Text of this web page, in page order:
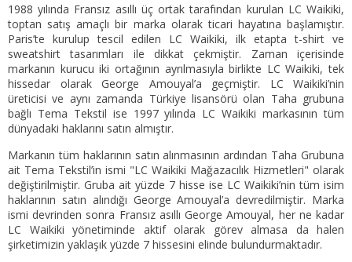
1988 yılında Fransız asıllı üç ortak tarafından kurulan LC Waikiki,
toptan satış amaçlı bir marka olarak ticari hayatına başlamıştır.
Paris’te kurulup tescil edilen LC Waikiki, ilk etapta t-shirt ve
sweatshirt tasarımları ile dikkat çekmiştir. Zaman içerisinde
markanın kurucu iki ortağının ayrılmasıyla birlikte LC Waikiki, tek
hissedar olarak George Amouyal’a geçmiştir. LC Waikiki’nin
üreticisi ve aynı zamanda Türkiye lisansörü olan Taha grubuna
bağlı Tema Tekstil ise 1997 yılında LC Waikiki markasının tüm
dünyadaki haklarını satın almıştır.
Markanın tüm haklarının satın alınmasının ardından Taha Grubuna
ait Tema Tekstil’in ismi "LC Waikiki Mağazacılık Hizmetleri" olarak
değiştirilmiştir. Gruba ait yüzde 7 hisse ise LC Waikiki’nin tüm isim
haklarının satın alındığı George Amouyal’a devredilmiştir. Marka
ismi devrinden sonra Fransız asıllı George Amouyal, her ne kadar
LC Waikiki yönetiminde aktif olarak görev almasa da halen
şirketimizin yaklaşık yüzde 7 hissesini elinde bulundurmaktadır.